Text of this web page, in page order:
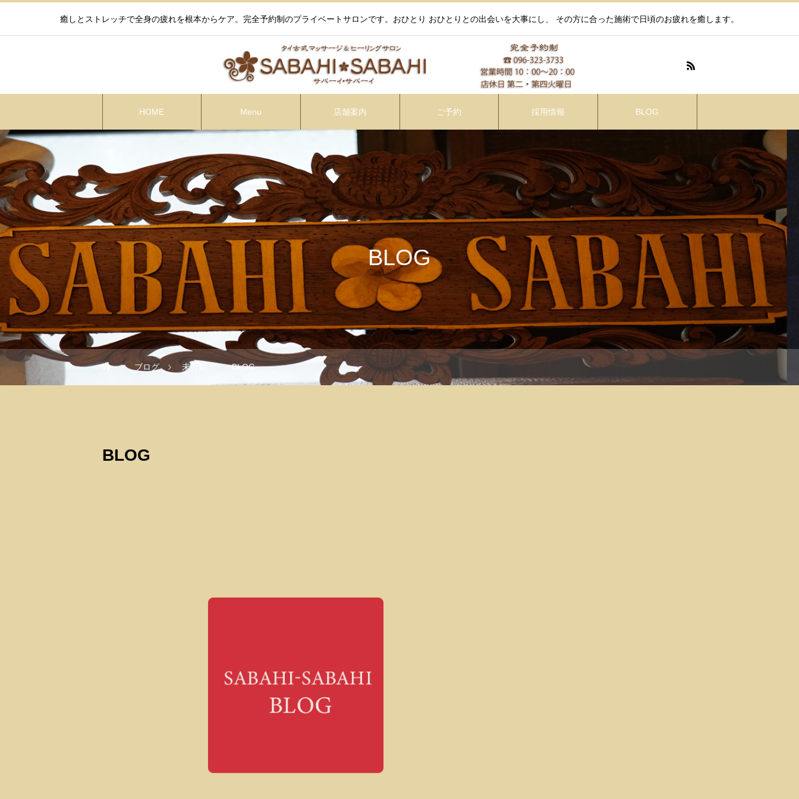
癒しとストレッチで全身の疲れを根本からケア。完全予約制のプライベートサロンです。おひとり おひとりとの出会いを大事にし、 その方に合った施術で日頃のお疲れを癒します。
HOME Menu 店舗案内 ご予約 採用情報 BLOG
BLOG
ブログ 未分類 BLOG
BLOG